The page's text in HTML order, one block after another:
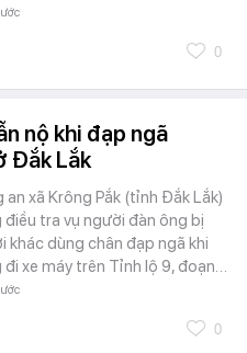
0
nộ khi đạp ngã
Đắk Lắk
an xã Krông Pắk (tỉnh Đắk Lắk)
điều tra vụ người đàn ông bị
khác dùng chân đạp ngã khi
đi xe máy trên Tỉnh lộ 9, đoạn…
0